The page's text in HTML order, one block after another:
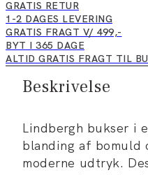
GRATIS RETUR
1-2 DAGES LEVERING
GRATIS FRAGT V/ 499,-
BYT I 365 DAGE
ALTID GRATIS FRAGT TIL
Beskrivelse
Lindbergh bukser i
blanding af bomuld
moderne udtryk.